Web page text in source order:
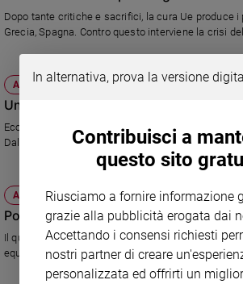
Policy
siamo
Redazione
Dopo tante critiche e sacrifici, la cura Ue produce i
Grecia, Spagna. Contro questo interviene la crisi
ATTUALITÀ
Un anno vissuto pericolosamente
Ecco tutti i provvedimenti del Governo che hanno
Dalla credibilità mondiale recuperata ai conti messi
ATTUALITÀ
Politiche 2013, attenti a quei due!
Il quadro politico si è di colpo vivacizzato. E i due
equilibrii futuri potrebbero essere due vecchie
In alternativa, prova la versione
Contribuisci a
questo sito
Riusciamo a fornire informazione
grazie alla pubblicità erogata dai
Accettando i consensi richiesti
nostri partner di creare
personalizzata ed offrirti un